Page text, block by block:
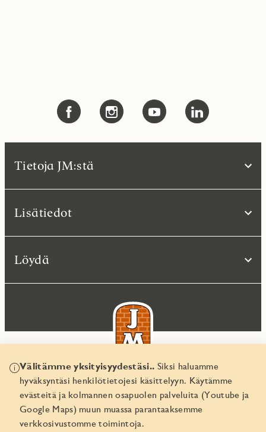
Välitämme yksityisyydestäsi.. Siksi haluamme
hyväksyntäsi henkilötietojesi käsittelyyn. Käytämme
evästeitä ja kolmannen osapuolen palveluita (Youtube ja
Google Maps) muun muassa parantaaksemme
verkkosivustomme toimintoja.
Tietoja JM:stä
Lisätiedot
Löydä
© JM Suomi OY 2026
Yritystunnus 1974161-8